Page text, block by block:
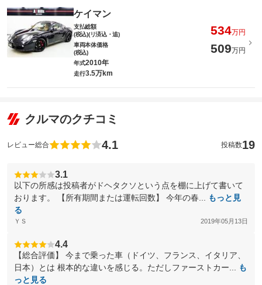
ケイマン
支払総額
(税込)(リ済込・追)
534万円
車両本体価格
(税込)
509万円
年式2010年
走行3.5万km
クルマのクチコミ
レビュー総合 4.1 投稿数19
3.1
以下の所感は投稿者がドヘタクソという点を棚に上げて書いて
おります。 【所有期間または運転回数】 今年の春...
もっと見
る
ＹＳ 2019年05月13日
4.4
【総合評価】 今まで乗った車（ドイツ、フランス、イタリア、
日本）とは 根本的な違いを感じる。ただしファーストカー...
も
っと見る